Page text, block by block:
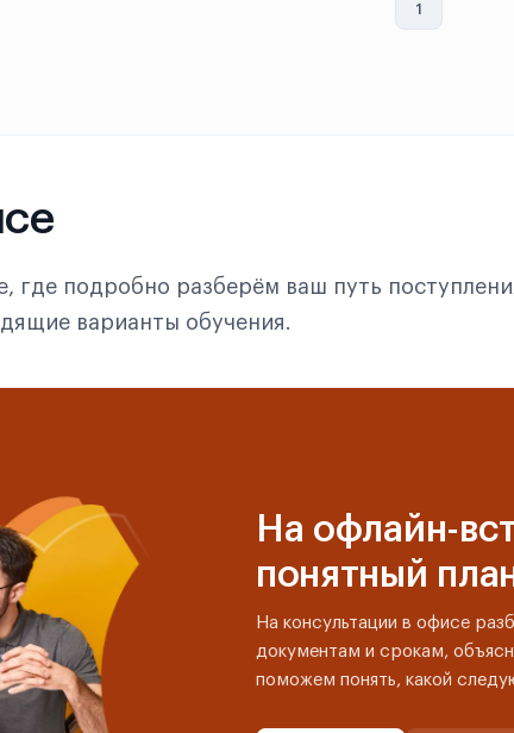
1
где подробно разберём ваш путь
варианты обучения.
На офлайн-
понятный
На консультации в офисе
документам и срокам,
поможем понять, какой